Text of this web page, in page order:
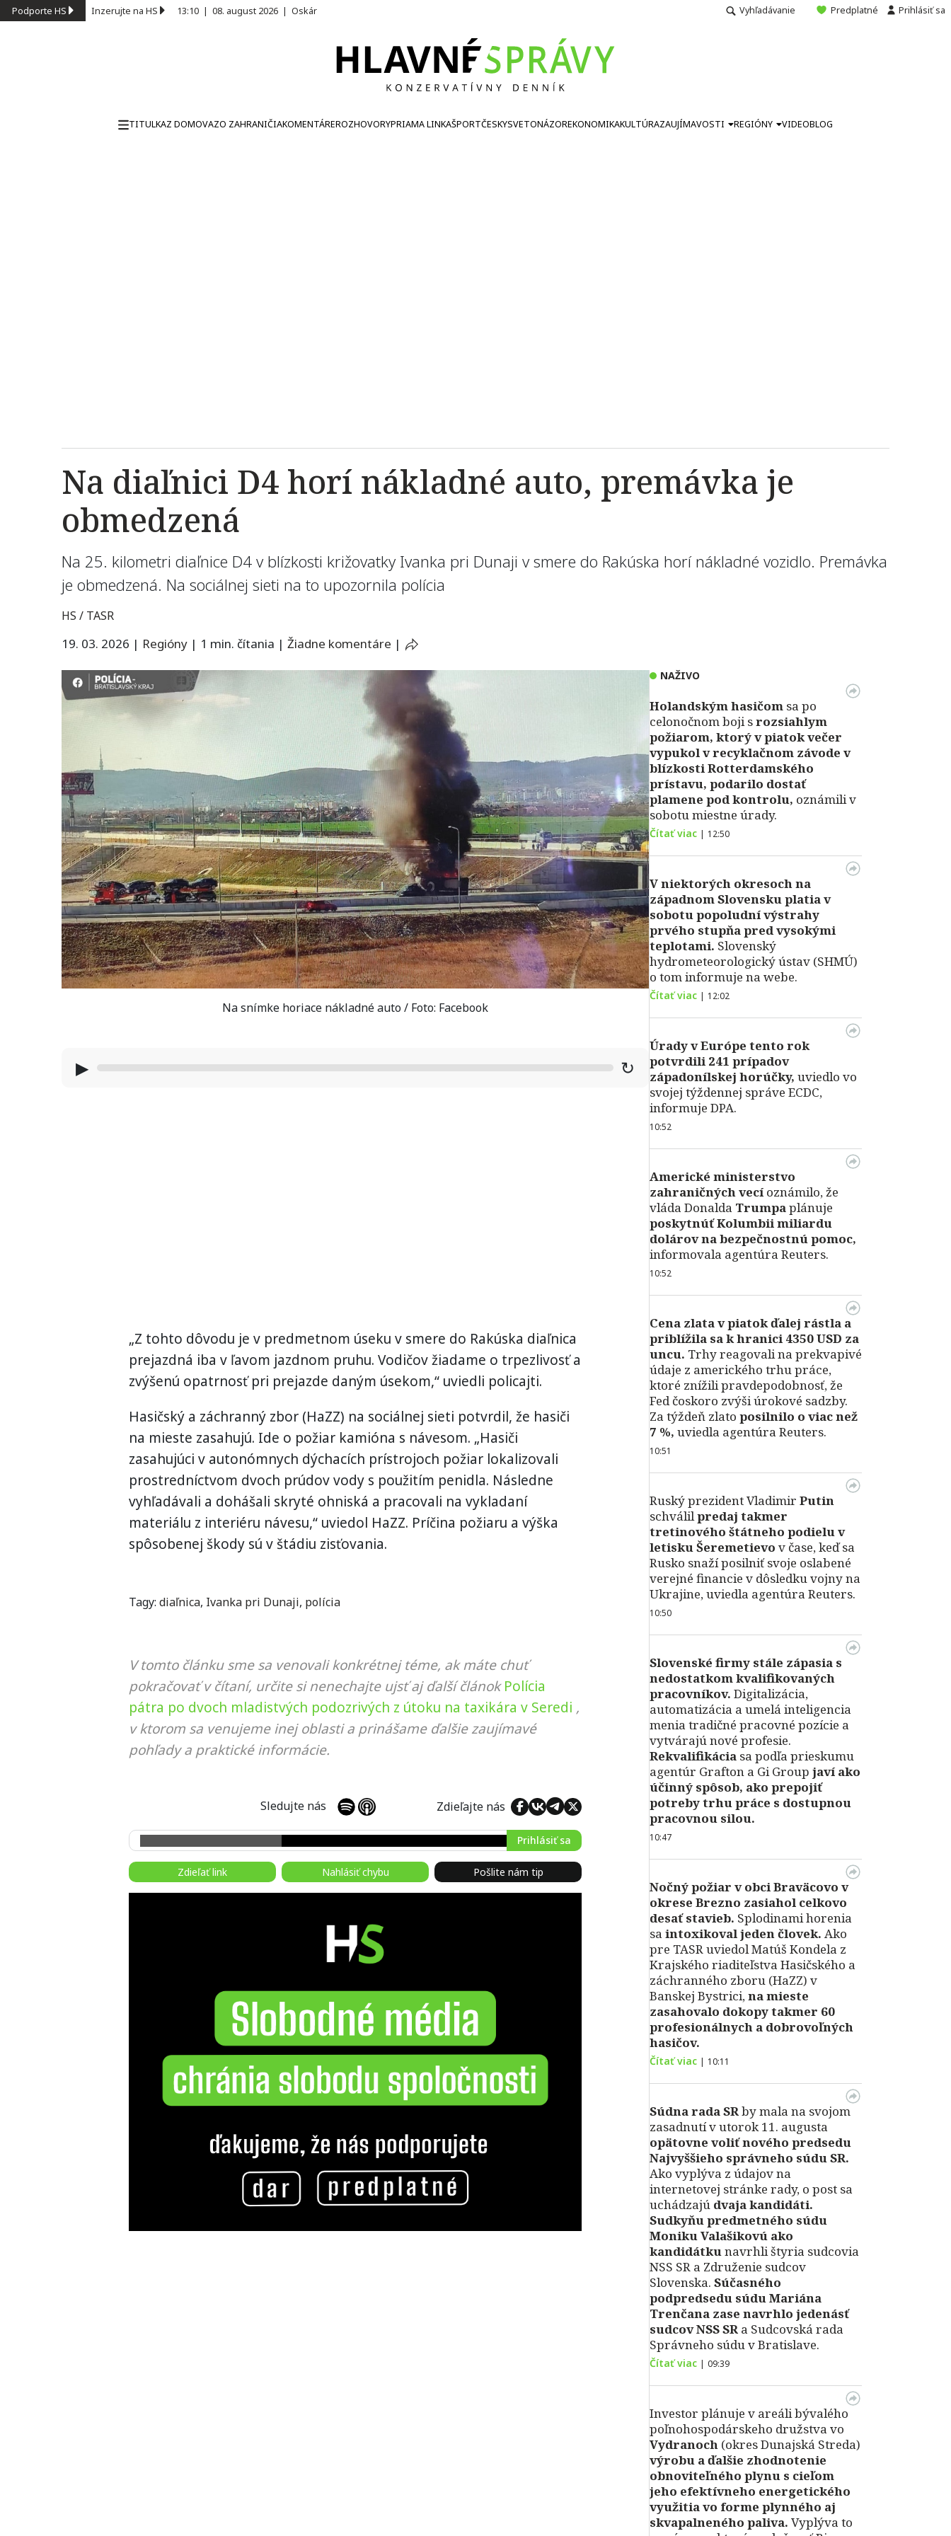
Podporte HS Inzerujte na HS 13:10 | 08. august 2026 | Oskár Vyhľadávanie Predplatné Prihlásiť sa
TITULKAZ DOMOVAZO ZAHRANIČIAKOMENTÁREROZHOVORYPRIAMA LINKAŠPORTČESKYSVETONÁZOREKONOMIKAKULTÚRAZAUJÍMAVOSTI REGIÓNY VIDEOBLOG
Na diaľnici D4 horí nákladné auto, premávka je
obmedzená
Na 25. kilometri diaľnice D4 v blízkosti križovatky Ivanka pri Dunaji v smere do Rakúska horí nákladné vozidlo. Premávka
je obmedzená. Na sociálnej sieti na to upozornila polícia
HS / TASR
19. 03. 2026 | Regióny | 1 min. čítania | Žiadne komentáre |
Na snímke horiace nákladné auto / Foto: Facebook
▶ ↻
„Z tohto dôvodu je v predmetnom úseku v smere do Rakúska diaľnica
prejazdná iba v ľavom jazdnom pruhu. Vodičov žiadame o trpezlivosť a
zvýšenú opatrnosť pri prejazde daným úsekom,“ uviedli policajti.
Hasičský a záchranný zbor (HaZZ) na sociálnej sieti potvrdil, že hasiči
na mieste zasahujú. Ide o požiar kamióna s návesom. „Hasiči
zasahujúci v autonómnych dýchacích prístrojoch požiar lokalizovali
prostredníctvom dvoch prúdov vody s použitím penidla. Následne
vyhľadávali a dohášali skryté ohniská a pracovali na vykladaní
materiálu z interiéru návesu,“ uviedol HaZZ. Príčina požiaru a výška
spôsobenej škody sú v štádiu zisťovania.
Tagy: diaľnica, Ivanka pri Dunaji, polícia
V tomto článku sme sa venovali konkrétnej téme, ak máte chuť
pokračovať v čítaní, určite si nenechajte ujsť aj ďalší článok Polícia
pátra po dvoch mladistvých podozrivých z útoku na taxikára v Seredi ,
v ktorom sa venujeme inej oblasti a prinášame ďalšie zaujímavé
pohľady a praktické informácie.
Sledujte nás Zdieľajte nás
Prihlásiť sa
Zdieľať link Nahlásiť chybu Pošlite nám tip
NAŽIVO
Holandským hasičom sa po
celonočnom boji srozsiahlym
požiarom, ktorý v piatok večer
vypukol v recyklačnom závode v
blízkosti Rotterdamského
prístavu, podarilo dostať
plamene pod kontrolu, oznámili v
sobotu miestne úrady.
Čítať viac | 12:50
V niektorých okresoch na
západnom Slovensku platia v
sobotu popoludní výstrahy
prvého stupňa pred vysokými
teplotami. Slovenský
hydrometeorologický ústav (SHMÚ)
o tom informuje na webe.
Čítať viac | 12:02
Úrady v Európe tento rok
potvrdili 241 prípadov
západonílskej horúčky, uviedlo vo
svojej týždennej správe ECDC,
informuje DPA.
10:52
Americké ministerstvo
zahraničných vecí oznámilo, že
vláda Donalda Trumpaplánuje
poskytnúť Kolumbii miliardu
dolárov na bezpečnostnú pomoc,
informovala agentúra Reuters.
10:52
Cena zlata v piatok ďalej rástla a
priblížila sa k hranici 4350 USD za
uncu. Trhy reagovali na prekvapivé
údaje z amerického trhu práce,
ktoré znížili pravdepodobnosť, že
Fed čoskoro zvýši úrokové sadzby.
Za týždeň zlato posilnilo o viac než
7 %, uviedla agentúra Reuters.
10:51
Ruský prezident Vladimir Putin
schválilpredaj takmer
tretinového štátneho podielu v
letisku Šeremetievo v čase, keď sa
Rusko snaží posilniť svoje oslabené
verejné financie v dôsledku vojny na
Ukrajine, uviedla agentúra Reuters.
10:50
Slovenské firmy stále zápasia s
nedostatkom kvalifikovaných
pracovníkov. Digitalizácia,
automatizácia a umelá inteligencia
menia tradičné pracovné pozície a
vytvárajú nové profesie.
Rekvalifikácia sa podľa prieskumu
agentúr Grafton a Gi Group javí ako
účinný spôsob, ako prepojiť
potreby trhu práce s dostupnou
pracovnou silou.
10:47
Nočný požiar v obci Braväcovo v
okrese Brezno zasiahol celkovo
desať stavieb. Splodinami horenia
sa intoxikoval jeden človek. Ako
pre TASR uviedol Matúš Kondela z
Krajského riaditeľstva Hasičského a
záchranného zboru (HaZZ) v
Banskej Bystrici,na mieste
zasahovalo dokopy takmer 60
profesionálnych a dobrovoľných
hasičov.
Čítať viac | 10:11
Súdna rada SRby mala na svojom
zasadnutí v utorok 11. augusta
opätovne voliť nového predsedu
Najvyššieho správneho súdu SR.
Ako vyplýva z údajov na
internetovej stránke rady, o post sa
uchádzajú dvaja kandidáti.
Sudkyňu predmetného súdu
Moniku Valašikovú ako
kandidátkunavrhli štyria sudcovia
NSS SR a Združenie sudcov
Slovenska. Súčasného
podpredsedu súdu Mariána
Trenčana zase navrhlo jedenásť
sudcov NSS SR a Sudcovská rada
Správneho súdu v Bratislave.
Čítať viac | 09:39
Investor plánuje v areáli bývalého
poľnohospodárskeho družstva vo
Vydranoch (okres Dunajská Streda)
výrobu a ďalšie zhodnotenie
obnoviteľného plynu s cieľom
jeho efektívneho energetického
využitia vo forme plynného aj
skvapalneného paliva. Vyplýva to